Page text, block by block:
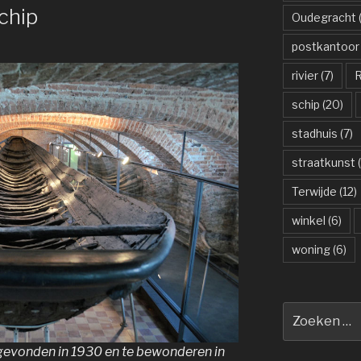
in 1930 en te bewonderen in
Oudegracht
postkantoor
rivier(7)
schip (20)
stadhuis (7)
straatkunst
Terwijde (12)
winkel (6)
woning(6)
naar: